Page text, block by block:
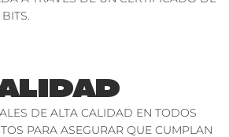
DE ALTA CALIDAD EN TODOS
PARA ASEGURAR QUE CUMPLAN